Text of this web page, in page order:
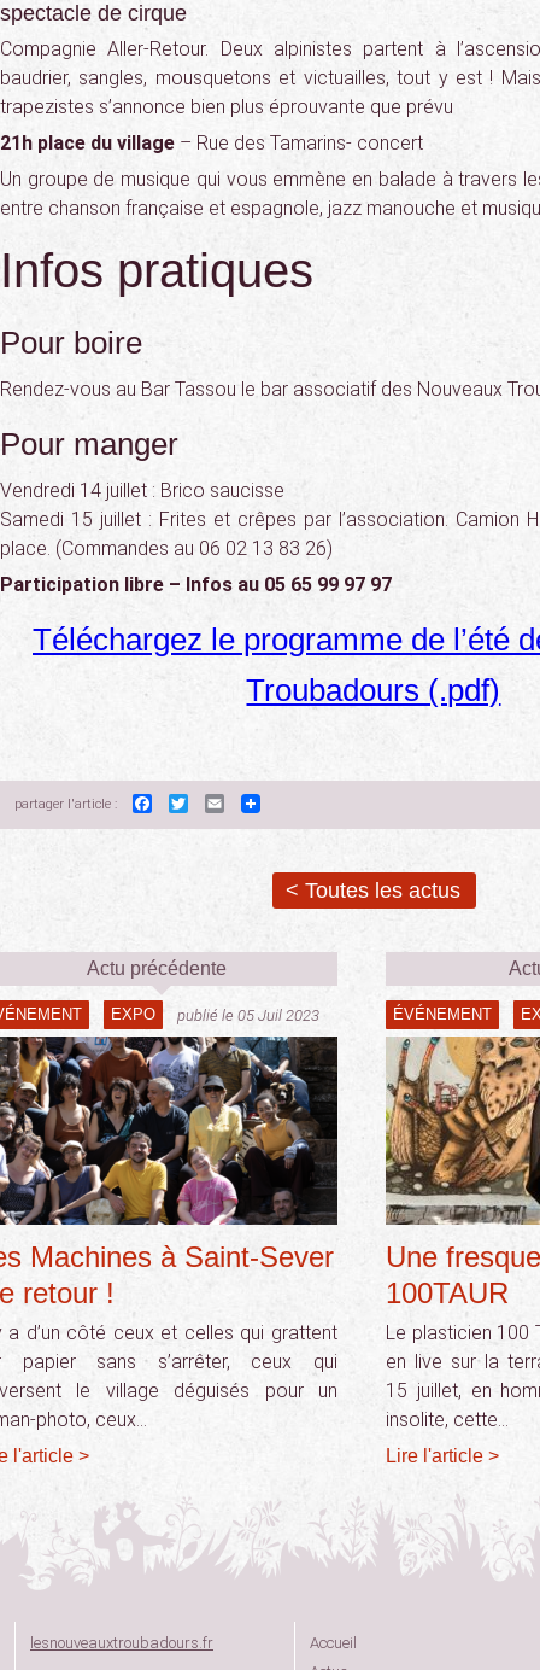
spectacle de cirque
Compagnie Aller-Retour. Deux alpinistes partent à
baudrier, sangles, mousquetons et victuailles, tout y est !
trapezistes s’annonce bien plus éprouvante que prévu
21h place du village – Rue des Tamarins- concert
Un groupe de musique qui vous emmène en balade à travers
entre chanson française et espagnole, jazz manouche et
Infos pratiques
Pour boire
Rendez-vous au Bar Tassou le bar associatif des Nouveaux
Pour manger
Vendredi 14 juillet : Brico saucisse
Samedi 15 juillet : Frites et crêpes par l’association. Camion
place. (Commandes au 06 02 13 83 26)
Participation libre – Infos au 05 65 99 97 97
Téléchargez le programme de l’été
Troubadours (.pdf)
partager l'article : Facebook
TwitterEmail
< Toutes les actus
Actu précédente
EXPO publié le 05 Juil 2023
Machines à Saint-Sever
retour !
a d’un côté ceux et celles qui grattent
papier sans s’arrêter, ceux qui
le village déguisés pour un
photo, ceux…
l'article >
ÉVÉNEMENT
Une
100TAUR
Le plasticien 100
en live sur la
15 juillet, en
insolite, cette…
Lire l'article >
lesnouveauxtroubadours.fr
Accueil